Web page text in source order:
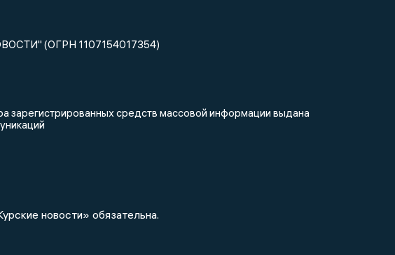
(ОГРН 1107154017354)
зарегистрированных средств массовой информации выдана
новости» обязательна.